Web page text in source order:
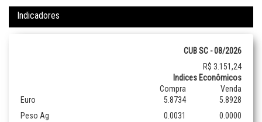
Indicadores
CUB SC - 08/2026
R$ 3.151,24
Indices Econômicos
Compra
Venda
Euro
5.8734
5.8928
Peso Ag
0.0031
0.0000